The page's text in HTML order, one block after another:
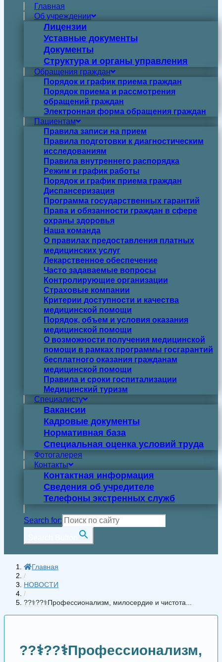
Главная
Об учреждении
Лицензии
Уставные документы
Документы
Структура и органы управления
Обращения граждан
Порядок и график приема граждан
Порядок приема и рассмотрения
обращений граждан
Электронная форма обращения граждан
Пациентам
Правила записи на прием
Правила подготовки к диагностическим
исследованиям
Правила внутреннего распорядка
Режим и график работы
Порядок и график приема граждан
Диспансеризация
Программа государственных гарантий
Права и обязанности граждан в сфере
охраны здоровья
Наша команда
О правилах предоставления платных
медицинских услуг
Лекарственное обеспечение
Часто задаваемые вопросы
Контролирующие организации
Страховые компании
Критерии доступности и качества
медицинской помощи
Порядок, объем и условия оказания
медицинской помощи
О возможности получения медицинской
помощи в рамках программы госгарантий
бесплатного оказания гражданам
медицинской помощи
Правила и сроки госпитализации
Медицинский туризм
Специалисту
Вакансии
Кадровые документы
Нормативная база
Специальная оценка условий труда
Фотогалерея
Контакты
Контактная информация
Сведения об учредителе
Телефоны экстренных служб
Search for:
Главная
/
НОВОСТИ
/
??‍⚕️??‍⚕️Профессионализм, милосердие и чистота...
??‍⚕️??‍⚕️Профессионализм,